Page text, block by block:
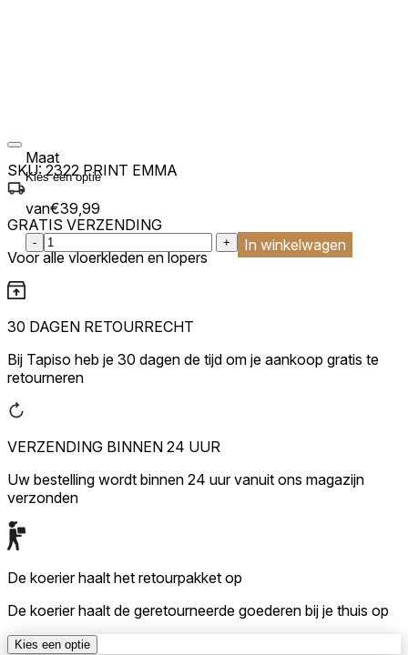
Maat
van€39,99
:product_name quantity
- + In winkelwagen
SKU: 2322 PRINT EMMA
GRATIS VERZENDING
Voor alle vloerkleden en lopers
30 DAGEN RETOURRECHT
Bij Tapiso heb je 30 dagen de tijd om je aankoop gratis te
retourneren
VERZENDING BINNEN 24 UUR
Uw bestelling wordt binnen 24 uur vanuit ons magazijn
verzonden
De koerier haalt het retourpakket op
De koerier haalt de geretourneerde goederen bij je thuis op
Kies een optie